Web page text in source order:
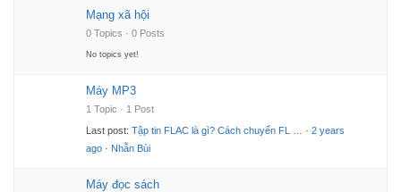
Mạng xã hội
0 Topics · 0 Posts
No topics yet!
Máy MP3
1 Topic · 1 Post
Last post: Tập tin FLAC là gì? Cách chuyển FL … · 2 years
ago · Nhẫn Bùi
Máy đọc sách